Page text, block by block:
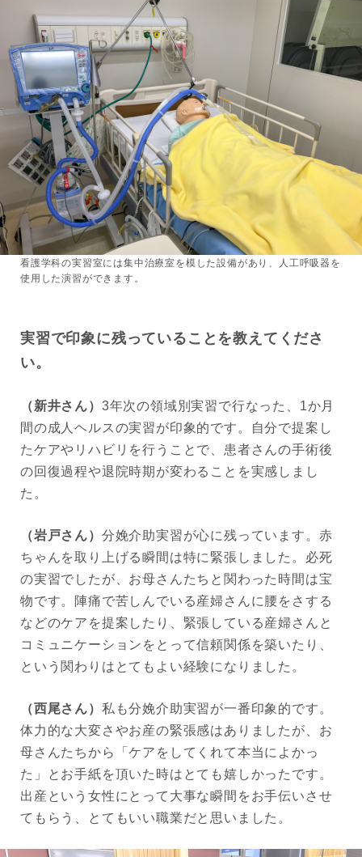
看護学科の実習室には集中治療室を模した設備があり、人工呼吸器を
使用した演習ができます。
実習で印象に残っていることを教えてくださ
い。
（新井さん） 3年次の領域別実習で行なった、1か月
間の成人ヘルスの実習が印象的です。自分で提案し
たケアやリハビリを行うことで、患者さんの手術後
の回復過程や退院時期が変わることを実感しまし
た。
（岩戸さん） 分娩介助実習が心に残っています。赤
ちゃんを取り上げる瞬間は特に緊張しました。必死
の実習でしたが、お母さんたちと関わった時間は宝
物です。陣痛で苦しんでいる産婦さんに腰をさする
などのケアを提案したり、緊張している産婦さんと
コミュニケーションをとって信頼関係を築いたり、
という関わりはとてもよい経験になりました。
（西尾さん） 私も分娩介助実習が一番印象的です。
体力的な大変さやお産の緊張感はありましたが、お
母さんたちから「ケアをしてくれて本当によかっ
た」とお手紙を頂いた時はとても嬉しかったです。
出産という女性にとって大事な瞬間をお手伝いさせ
てもらう、とてもいい職業だと思いました。